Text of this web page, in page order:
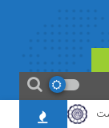
برگزاری نشست